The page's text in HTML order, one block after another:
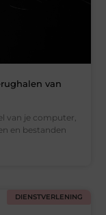
van
van je computer,
en bestanden
DIENSTVERLENING